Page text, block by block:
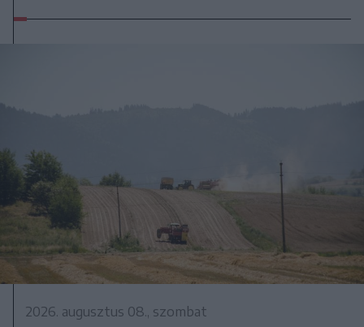
2026. augusztus 08., szombat